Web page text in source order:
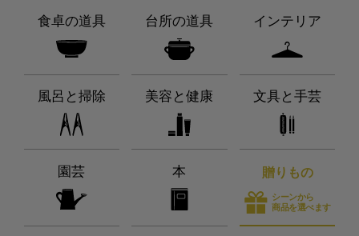
食卓の道具 台所の道具 インテリア
風呂と掃除 美容と健康 文具と手芸
園芸 本 贈りもの
シーンから
商品を選べます